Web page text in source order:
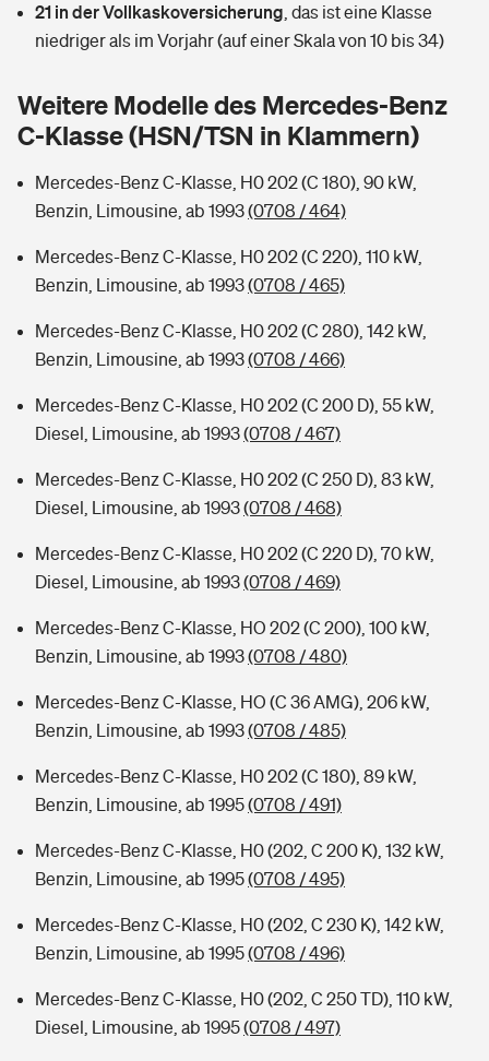
Tools
Hochwasser-Check: Wie gefährdet ist Ihr Haus?
Wer versichert was: Jetzt Versicherer finden
Sie haben Fragen?
Handyversicherung
Private Cyberversicherung
Musikinstrumentenversicherung
Zur Übersicht
Tools
Kinderunfall-Check: Mehr Sicherheit für deine Kids
Typklassen: So ist Ihr Auto eingestuft
Sie haben Fragen?
Sie haben Fragen?
Rentenrechner: Wie viel Geld bekomme ich im Alter?
21 in der Vollkaskoversicherung das ist eine Klasse
niedriger als im Vorjahr (auf einer Skala von 10 bis 34)
Weitere Modelle des Mercedes-Benz
C-Klasse (HSN/TSN in Klammern)
Mercedes-Benz C-Klasse, H0 202 (C 180), 90 kW,
Benzin, Limousine, ab 1993(0708 / 464)
Mercedes-Benz C-Klasse, H0 202 (C 220), 110 kW,
Benzin, Limousine, ab 1993(0708 / 465)
Mercedes-Benz C-Klasse, H0 202 (C 280), 142 kW,
Benzin, Limousine, ab 1993(0708 / 466)
Mercedes-Benz C-Klasse, H0 202 (C 200 D), 55 kW,
Diesel, Limousine, ab 1993(0708 / 467)
Mercedes-Benz C-Klasse, H0 202 (C 250 D), 83 kW,
Diesel, Limousine, ab 1993(0708 / 468)
Mercedes-Benz C-Klasse, H0 202 (C 220 D), 70 kW,
Diesel, Limousine, ab 1993(0708 / 469)
Mercedes-Benz C-Klasse, HO 202 (C 200), 100 kW,
Benzin, Limousine, ab 1993(0708 / 480)
Mercedes-Benz C-Klasse, HO (C 36 AMG), 206 kW,
Benzin, Limousine, ab 1993(0708 / 485)
Mercedes-Benz C-Klasse, H0 202 (C 180), 89 kW,
Benzin, Limousine, ab 1995(0708 / 491)
Mercedes-Benz C-Klasse, H0 (202, C 200 K), 132 kW,
Benzin, Limousine, ab 1995(0708 / 495)
Mercedes-Benz C-Klasse, H0 (202, C 230 K), 142 kW,
Benzin, Limousine, ab 1995(0708 / 496)
Mercedes-Benz C-Klasse, H0 (202, C 250 TD), 110 kW,
Diesel, Limousine, ab 1995(0708 / 497)